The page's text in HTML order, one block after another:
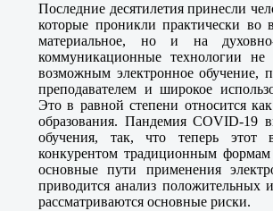
Последние десятилетия принесли
которые проникли практически
материальное, но и на духовно-
коммуникационные технологии
возможным электронное обучение,
преподавателем и широкое
Это в равной степени относится
образования. Пандемия COVID-19
обучения, так, что теперь этот
конкурентом традиционным формам
основные пути применения
приводится анализ положительных
рассматриваются основные риски.